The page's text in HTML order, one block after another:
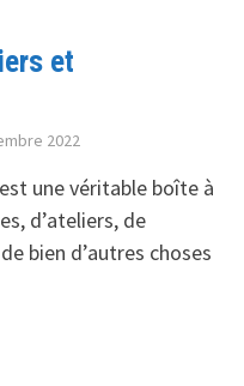
et
2022
une véritable boîte à
d’ateliers, de
bien d’autres choses